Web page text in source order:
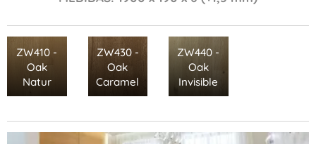
ZW410 -
Oak
Natur
ZW430 -
Oak
Caramel
ZW440 -
Oak
Invisible